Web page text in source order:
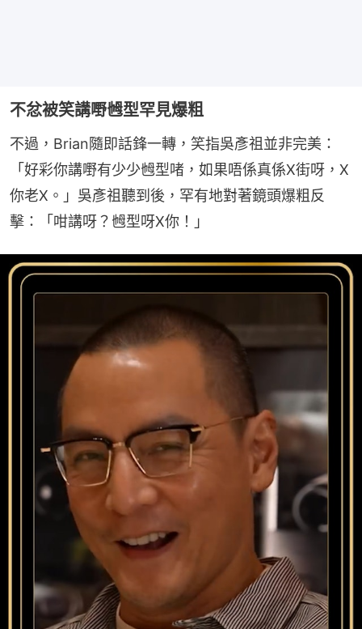
不忿被笑講嘢乸型罕見爆粗
不過，Brian隨即話鋒一轉，笑指吳彥祖並非完美：
「好彩你講嘢有少少乸型啫，如果唔係真係X街呀，X
你老X。」吳彥祖聽到後，罕有地對著鏡頭爆粗反
擊：「咁講呀？乸型呀X你！」